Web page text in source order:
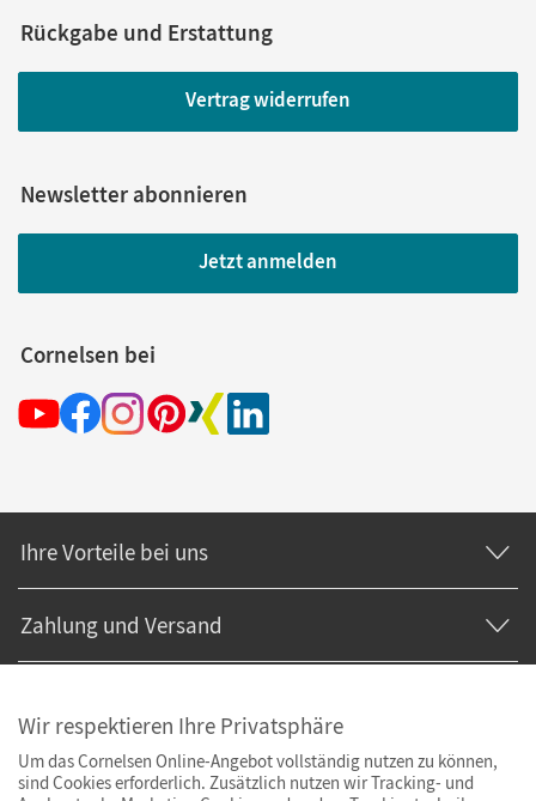
Rückgabe und Erstattung
Vertrag widerrufen
Newsletter abonnieren
Jetzt anmelden
Cornelsen bei
Ihre Vorteile bei uns
Zahlung und Versand
Wir respektieren Ihre Privatsphäre
Um das Cornelsen Online-Angebot vollständig nutzen zu können,
sind Cookies erforderlich. Zusätzlich nutzen wir Tracking- und